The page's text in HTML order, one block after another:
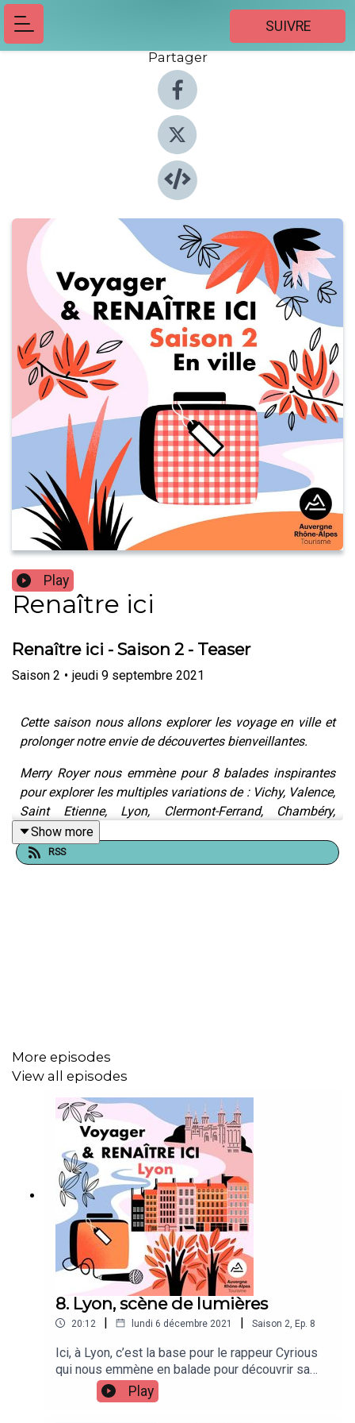
SUIVRE
Partager
Play
Renaître ici
Renaître ici - Saison 2 - Teaser
Saison 2 • jeudi 9 septembre 2021
Cette saison nous allons explorer les voyage en ville et
prolonger notre envie de découvertes bienveillantes.
Merry Royer nous emmène pour 8 balades inspirantes
pour explorer les multiples variations de : Vichy, Valence,
Saint Etienne, Lyon, Clermont-Ferrand, Chambéry,
Annecy et Grenoble accompagnées pour chaque
épisode par un invité passionné.
Crédits :
Un podcast réalisé par Merry Royer et Théo Boulenger,
avec une composition originale de Théo Boulenger,
Chargée de production,Audrey Largouët.
Renaître ici, saison 2, est un podcastd' Auvergne-Rhône-
Alpes Tourisme et produit par Louie Creative.
Show more
RSS
More episodes
View all episodes
8. Lyon, scène de lumières
20:12 | lundi 6 décembre 2021 | Saison 2, Ep. 8
Ici, à Lyon, c’est la base pour le rappeur Cyrious
qui nous emmène en balade pour découvrir sa
ville ou plutôt “Ludugdunum”, ancienne capitale
des Gaules ! On commence la visite en haut de la
colline de Fourvière pour admirer les différents
Play